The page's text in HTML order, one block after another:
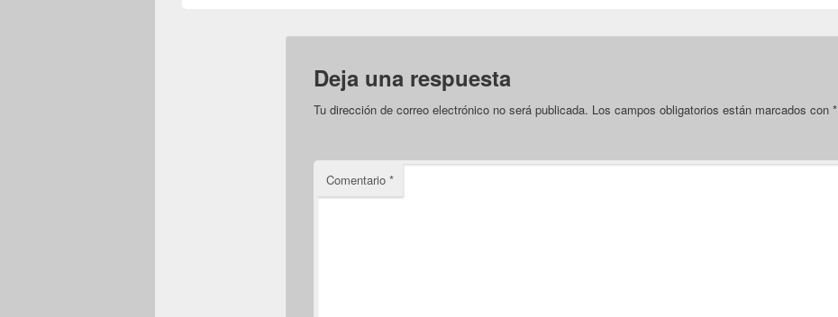
Deja una respuesta
Tu dirección de correo electrónico no será publicada. Los campos obligatorios están marcados con*
Comentario*